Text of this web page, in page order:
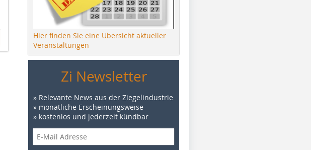
Hier finden Sie eine Übersicht aktueller
Veranstaltungen
Zi Newsletter
» Relevante News aus der Ziegelindustrie
» monatliche Erscheinungsweise
» kostenlos und jederzeit kündbar